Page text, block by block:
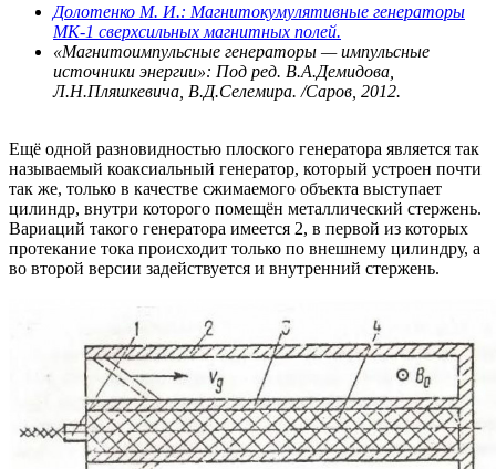
Долотенко М. И.: Магнитокумулятивные генераторы
МК-1 сверхсильных магнитных полей.
«Магнитоимпульсные генераторы — импульсные
источники энергии»: Под ред. В.А.Демидова,
Л.Н.Пляшкевича, В.Д.Селемира. /Саров, 2012.
Ещё одной разновидностью плоского генератора является так
называемый коаксиальный генератор, который устроен почти
так же, только в качестве сжимаемого объекта выступает
цилиндр, внутри которого помещён металлический стержень.
Вариаций такого генератора имеется 2, в первой из которых
протекание тока происходит только по внешнему цилиндру, а
во второй версии задействуется и внутренний стержень.